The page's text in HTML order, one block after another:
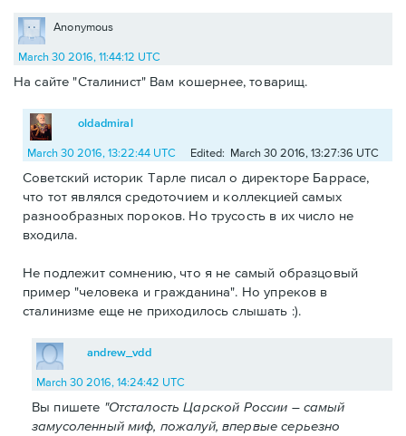
Anonymous
March 30 2016, 11:44:12 UTC
На сайте "Сталинист" Вам кошернее, товарищ.
oldadmiral
March 30 2016, 13:22:44 UTC Edited: March 30 2016, 13:27:36 UTC
Советский историк Тарле писал о директоре Баррасе,
что тот являлся средоточием и коллекцией самых
разнообразных пороков. Но трусость в их число не
входила.
Не подлежит сомнению, что я не самый образцовый
пример "человека и гражданина". Но упреков в
сталинизме еще не приходилось слышать :).
andrew_vdd
March 30 2016, 14:24:42 UTC
Вы пишете "Отсталость Царской России – самый
замусоленный миф, пожалуй, впервые серьезно